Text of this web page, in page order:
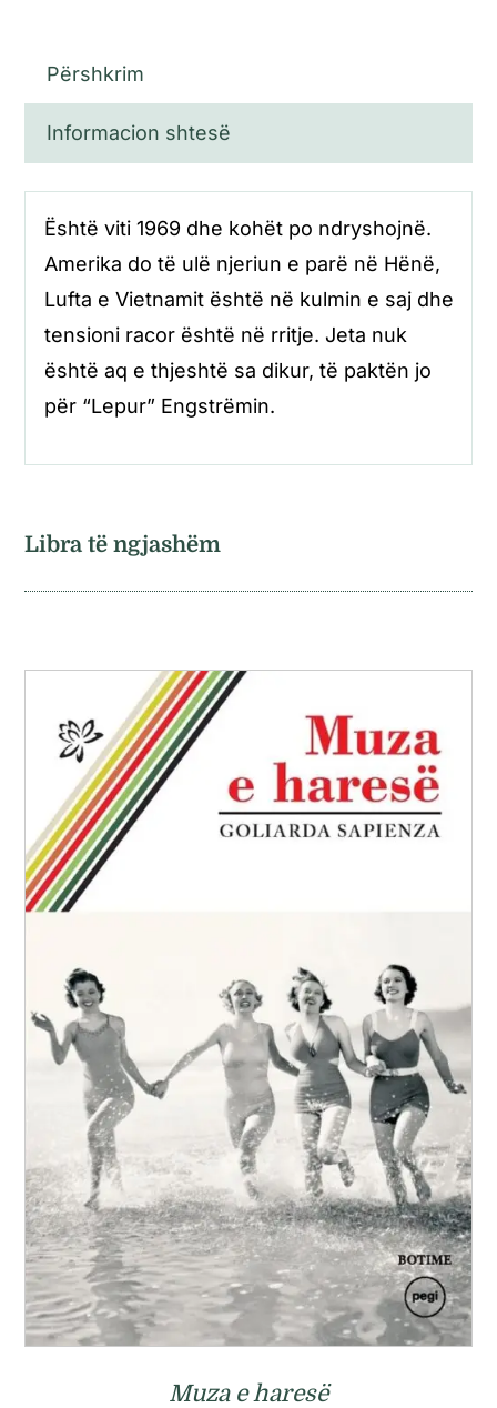
Përshkrim
Informacion shtesë
Është viti 1969 dhe kohët po ndryshojnë.
Amerika do të ulë njeriun e parë në Hënë,
Lufta e Vietnamit është në kulmin e saj dhe
tensioni racor është në rritje. Jeta nuk
është aq e thjeshtë sa dikur, të paktën jo
për “Lepur” Engstrëmin.
Libra të ngjashëm
Muza e haresë